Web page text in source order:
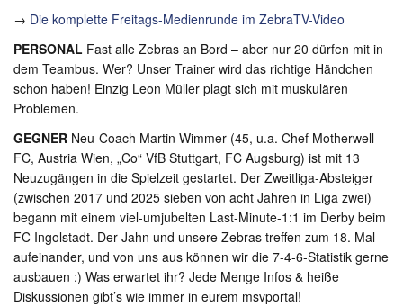
→ Die komplette Freitags-Medienrunde im ZebraTV-Video
PERSONAL Fast alle Zebras an Bord – aber nur 20 dürfen mit in
dem Teambus. Wer? Unser Trainer wird das richtige Händchen
schon haben! Einzig Leon Müller plagt sich mit muskulären
Problemen.
GEGNER Neu-Coach Martin Wimmer (45, u.a. Chef Motherwell
FC, Austria Wien, „Co“ VfB Stuttgart, FC Augsburg) ist mit 13
Neuzugängen in die Spielzeit gestartet. Der Zweitliga-Absteiger
(zwischen 2017 und 2025 sieben von acht Jahren in Liga zwei)
begann mit einem viel-umjubelten Last-Minute-1:1 im Derby beim
FC Ingolstadt. Der Jahn und unsere Zebras treffen zum 18. Mal
aufeinander, und von uns aus können wir die 7-4-6-Statistik gerne
ausbauen :) Was erwartet ihr? Jede Menge Infos & heiße
Diskussionen gibt’s wie immer in eurem msvportal!